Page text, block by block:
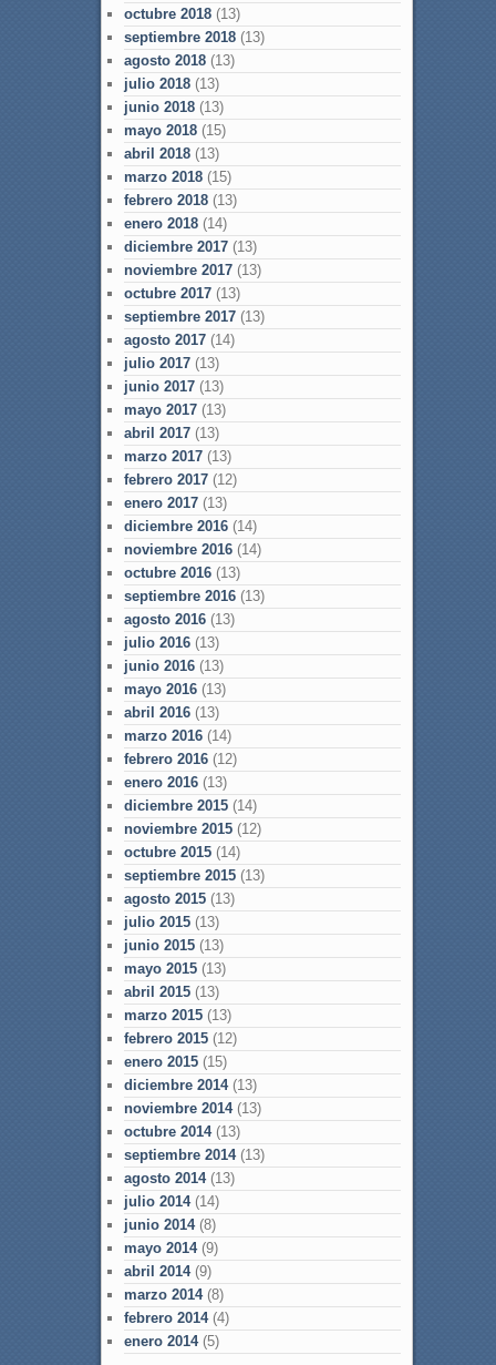
octubre 2018(13)
septiembre 2018(13)
agosto 2018(13)
julio 2018(13)
junio 2018(13)
mayo 2018(15)
abril 2018(13)
marzo 2018(15)
febrero 2018(13)
enero 2018(14)
diciembre 2017(13)
noviembre 2017(13)
octubre 2017(13)
septiembre 2017(13)
agosto 2017(14)
julio 2017(13)
junio 2017(13)
mayo 2017(13)
abril 2017(13)
marzo 2017(13)
febrero 2017(12)
enero 2017(13)
diciembre 2016(14)
noviembre 2016(14)
octubre 2016(13)
septiembre 2016(13)
agosto 2016(13)
julio 2016(13)
junio 2016(13)
mayo 2016(13)
abril 2016(13)
marzo 2016(14)
febrero 2016(12)
enero 2016(13)
diciembre 2015(14)
noviembre 2015(12)
octubre 2015(14)
septiembre 2015(13)
agosto 2015(13)
julio 2015(13)
junio 2015(13)
mayo 2015(13)
abril 2015(13)
marzo 2015(13)
febrero 2015(12)
enero 2015(15)
diciembre 2014(13)
noviembre 2014(13)
octubre 2014(13)
septiembre 2014(13)
agosto 2014(13)
julio 2014(14)
junio 2014(8)
mayo 2014(9)
abril 2014(9)
marzo 2014(8)
febrero 2014(4)
enero 2014(5)